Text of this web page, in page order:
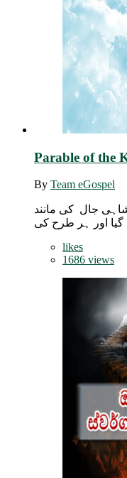
Parable of the
By Team eGospel
جال کی مانند
likes
1686 views